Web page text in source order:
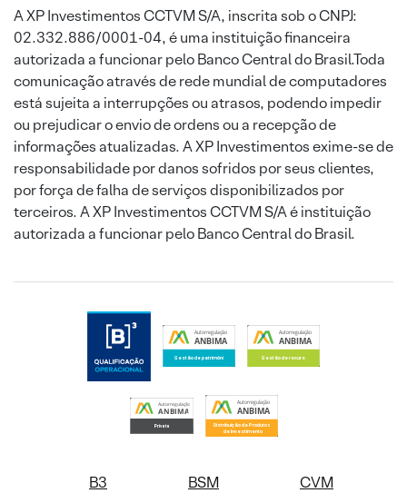
A XP Investimentos CCTVM S/A, inscrita sob o CNPJ:
02.332.886/0001-04, é uma instituição financeira
autorizada a funcionar pelo Banco Central do Brasil.Toda
comunicação através de rede mundial de computadores
está sujeita a interrupções ou atrasos, podendo impedir
ou prejudicar o envio de ordens ou a recepção de
informações atualizadas. A XP Investimentos exime-se de
responsabilidade por danos sofridos por seus clientes,
por força de falha de serviços disponibilizados por
terceiros. A XP Investimentos CCTVM S/A é instituição
autorizada a funcionar pelo Banco Central do Brasil.
B3 BSM CVM